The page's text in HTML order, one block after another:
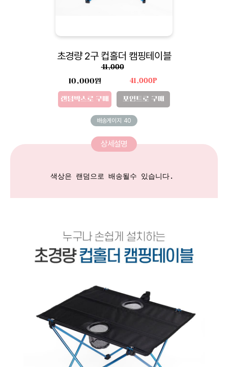
초경량 2구 컵홀더 캠핑테이블
41,000
10,000원
랜덤박스로 구매
41,000P
포인트로 구매
배송게이지 40
상세설명
색상은 랜덤으로 배송될수 있습니다.